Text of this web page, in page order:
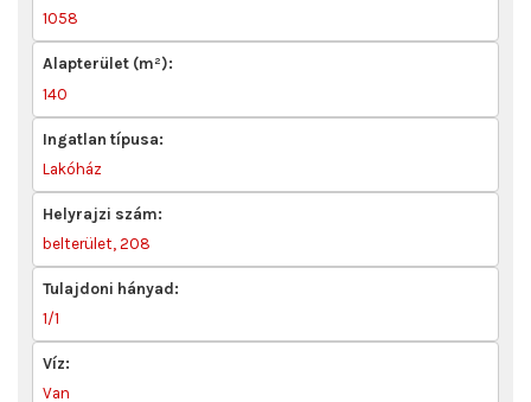
1058
Alapterület (m²):
140
Ingatlan típusa:
Lakóház
Helyrajzi szám:
belterület, 208
Tulajdoni hányad:
1/1
Víz:
Van